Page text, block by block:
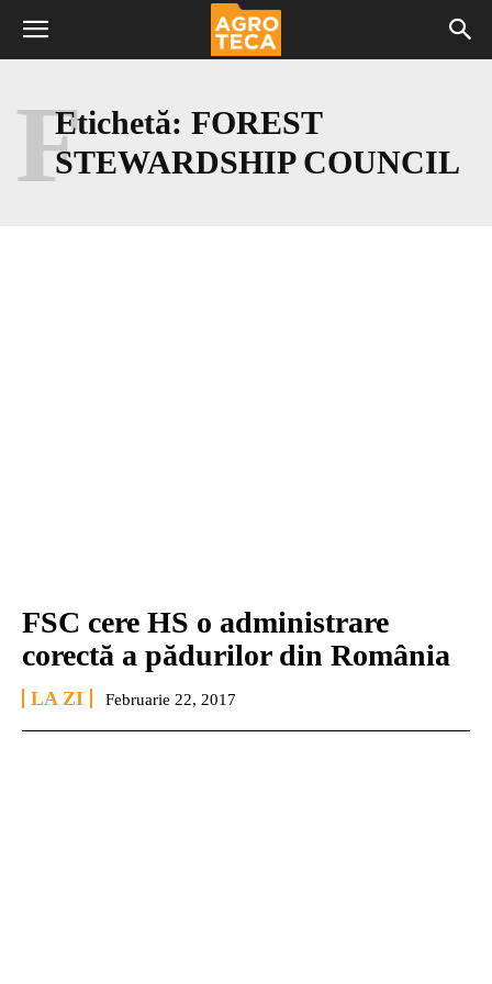
Etichetă: FOREST
STEWARDSHIP COUNCIL
F
FSC cere HS o administrare
corectă a pădurilor din România
LA ZI Februarie 22, 2017